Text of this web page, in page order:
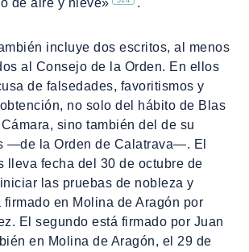
de aire y nieve»
.
incluye dos escritos, al menos
al Consejo de la Orden. En ellos
de falsedades, favoritismos y
no solo del hábito de Blas
sino también del de su
―de la Orden de Calatrava―. El
lleva fecha del 30 de octubre de
las pruebas de nobleza y
firmado en Molina de Aragón por
El segundo está firmado por Juan
en Molina de Aragón, el 29 de